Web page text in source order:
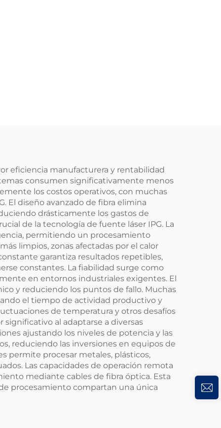
eficiencia manufacturera y rentabilidad
consumen significativamente menos
los costos operativos, con muchas
El diseño avanzado de fibra elimina
drásticamente los gastos de
de la tecnología de fuente láser IPG. La
permitiendo un procesamiento
limpios, zonas afectadas por el calor
garantiza resultados repetibles,
constantes. La fiabilidad surge como
en entornos industriales exigentes. El
y reduciendo los puntos de fallo. Muchas
el tiempo de actividad productivo y
de temperatura y otros desafíos
al adaptarse a diversas
ajustando los niveles de potencia y las
reduciendo las inversiones en equipos de
permite procesar metales, plásticos,
Las capacidades de operación remota
mediante cables de fibra óptica. Esta
procesamiento compartan una única